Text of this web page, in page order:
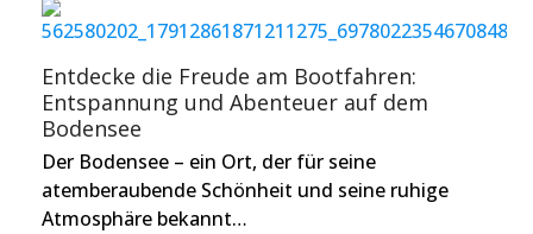
Entdecke die Freude am Bootfahren:
Entspannung und Abenteuer auf dem
Bodensee
Der Bodensee – ein Ort, der für seine
atemberaubende Schönheit und seine ruhige
Atmosphäre bekannt…